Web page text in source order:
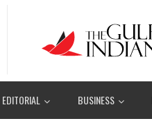
EDITORIAL BUSINESS